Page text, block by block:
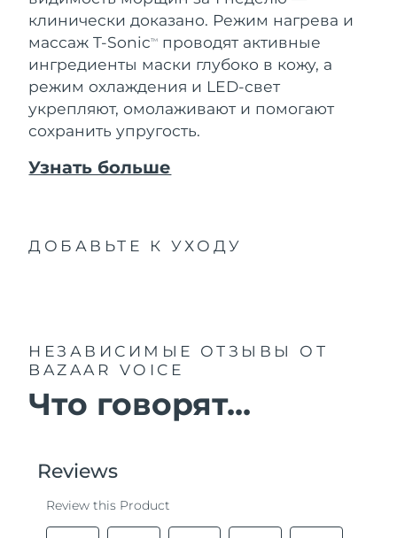
клинически доказано. Режим нагрева и
массаж T-SonicTM
проводят активные
ингредиенты маски глубоко в кожу, а
режим охлаждения и LED-свет
укрепляют, омолаживают и помогают
сохранить упругость.
Узнать больше
ДОБАВЬТЕ К УХОДУ
НЕЗАВИСИМЫЕ ОТЗЫВЫ
ОТ
BAZAAR VOICE
Что говорят...